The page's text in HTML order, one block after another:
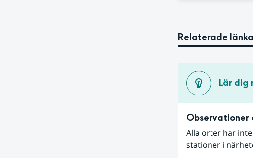
Relaterade
Lär dig
Observationer
Alla orter har
stationer i